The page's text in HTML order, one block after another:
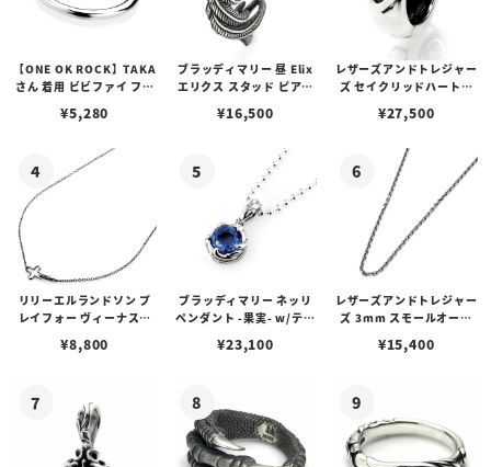
【ONE OK ROCK】TAKA
さん 着用 ビビファイ フー
¥5,280
ブラッディマリー 昼 Elix
エリクス スタッド ピアス
¥16,500
レザーズアンドトレジャー
ズ セイクリッドハートピ
¥27,500
リリーエルランドソン プ
レイフォー ヴィーナスチ
¥8,800
ブラッディマリー ネッリ
ペンダント -果実- w/ティ
¥23,100
レザーズアンドトレジャー
ズ 3mm スモールオーバ
ブスタークラスプ＆LTロ
¥15,400